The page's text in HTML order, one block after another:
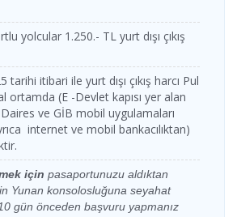
30.08.2026
08:30-09:00
Dentur
Feribot
31.08.2026
Pazartesi
08:30-09:00
Dentur
Avrasya
Feribot
Salı
08:30-09:00
Dentur
Avrasya
Feribot
Çarşamba
18:00-18:30
Avrasya
Feribot
27.08.2026
Perşembe
18:00-18:30
Dentur
Avrasya
Feribot
Cuma
18:00-18:30
Dentur
Avrasya
29.08.2026
Cumartesi
18:00-18:30
Avrasya
Feribot
yolcular 1.250.- TL yurt dışı çıkış
tarihi itibari ile yurt dışı çıkış harcı Pul
ortamda (E -Devlet kapısı yer alan
ve GİB mobil uygulamaları
internet ve mobil bankacılıktan)
için pasaportunuzu aldıktan
Yunan konsolosluğuna seyahat
gün önceden başvuru yapmanız